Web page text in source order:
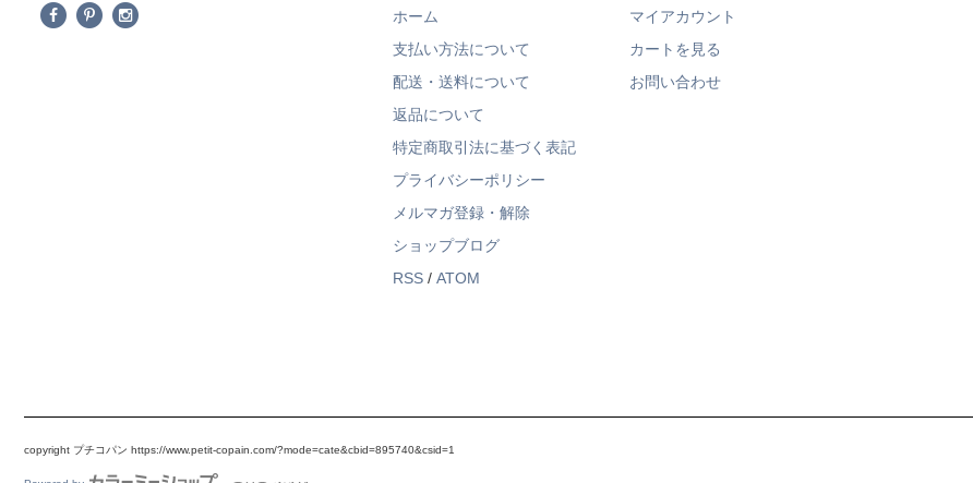
ホーム
支払い方法について
配送・送料について
返品について
特定商取引法に基づく表記
プライバシーポリシー
メルマガ登録・解除
ショップブログ
RSS / ATOM
マイアカウント
カートを見る
お問い合わせ
copyright プチコパン https://www.petit-copain.com/?mode=cate&cbid=895740&csid=1